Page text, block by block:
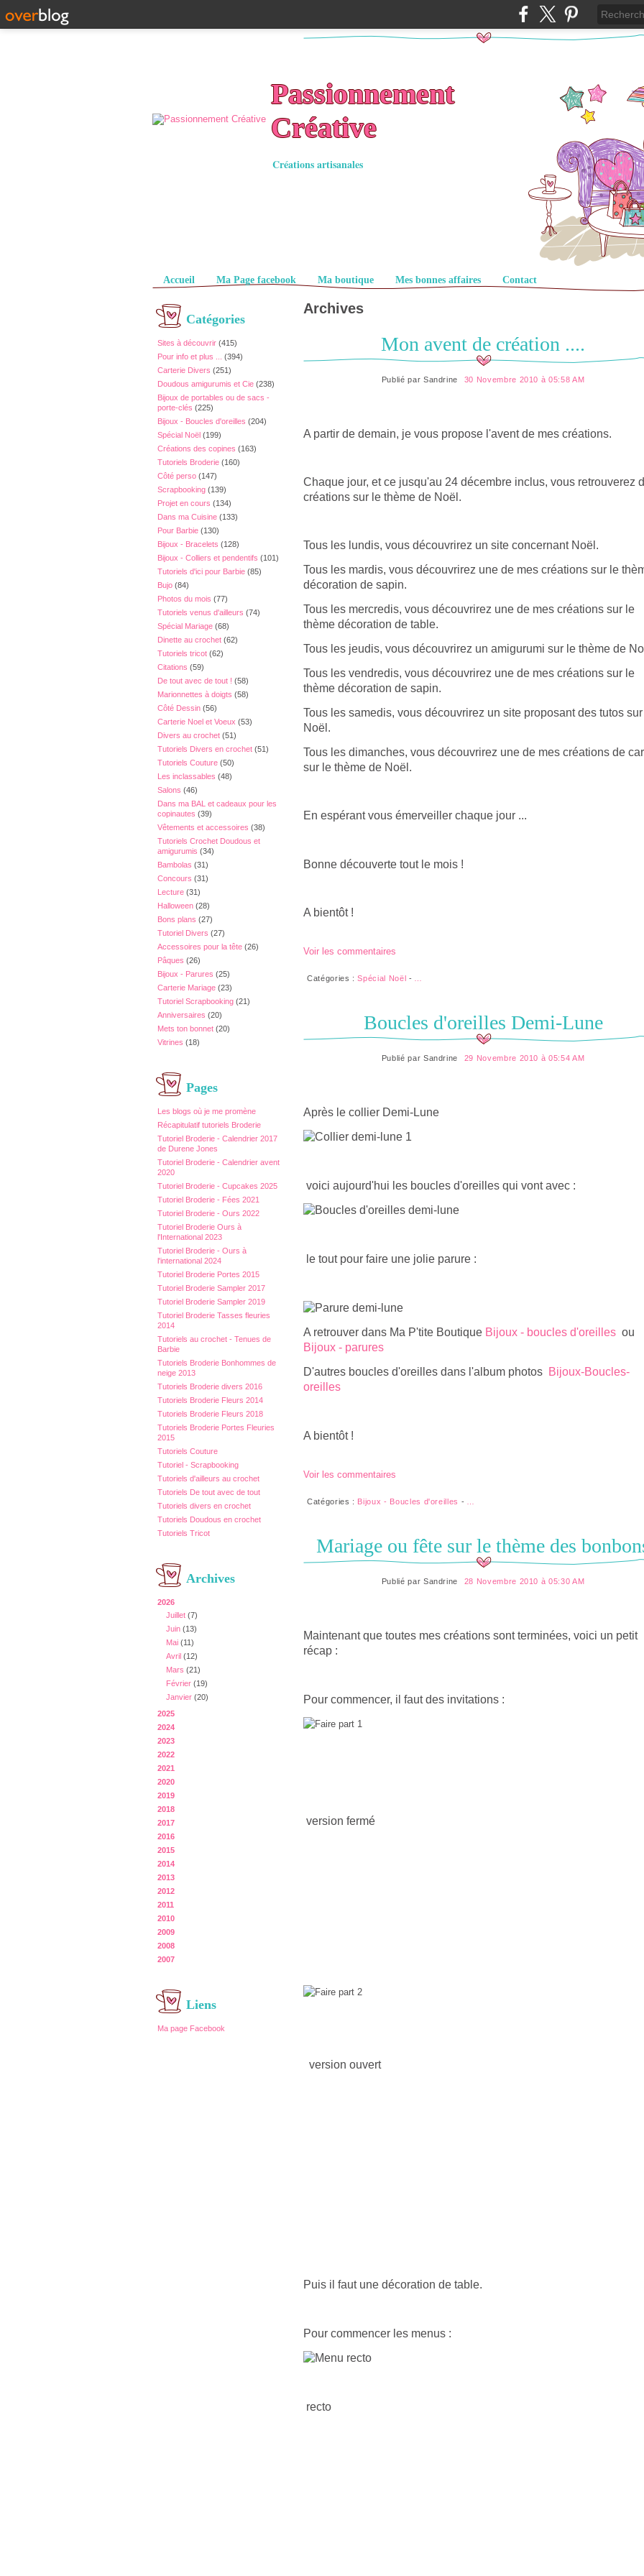
Passionnement
Créative
Créations artisanales
Pages
Accueil Ma Page facebook Ma boutique Mes bonnes affaires Contact
Catégories
Sites à découvrir (415)
Pour info et plus ...
(394)
Carterie Divers (251)
Doudous amigurumis et Cie (238)
Bijoux de portables ou de sacs -
porte-clés (225)
Bijoux - Boucles d'oreilles (204)
Spécial Noël (199)
Créations des copines (163)
Tutoriels Broderie (160)
Côté perso (147)
Scrapbooking (139)
Projet en cours (134)
Dans ma Cuisine (133)
Pour Barbie (130)
Bijoux - Bracelets (128)
Bijoux - Colliers et pendentifs (101)
Tutoriels d'ici pour Barbie (85)
Bujo (84)
Photos du mois (77)
Tutoriels venus d'ailleurs (74)
Spécial Mariage (68)
Dinette au crochet (62)
Tutoriels tricot (62)
Citations (59)
De tout avec de tout ! (58)
Marionnettes à doigts (58)
Côté Dessin (56)
Carterie Noel et Voeux (53)
Divers au crochet (51)
Tutoriels Divers en crochet (51)
Tutoriels Couture (50)
Les inclassables (48)
Salons (46)
Dans ma BAL et cadeaux pour les
copinautes (39)
Vêtements et accessoires (38)
Tutoriels Crochet Doudous et
amigurumis (34)
Bambolas (31)
Concours (31)
Lecture (31)
Halloween (28)
Bons plans (27)
Tutoriel Divers (27)
Accessoires pour la tête (26)
Pâques (26)
Bijoux - Parures (25)
Carterie Mariage (23)
Tutoriel Scrapbooking (21)
Anniversaires (20)
Mets ton bonnet (20)
Vitrines (18)
Pages
Les blogs où je me promène
Récapitulatif tutoriels Broderie
Tutoriel Broderie - Calendrier 2017
de Durene Jones
Tutoriel Broderie - Calendrier avent
2020
Tutoriel Broderie - Cupcakes 2025
Tutoriel Broderie - Fées 2021
Tutoriel Broderie - Ours 2022
Tutoriel Broderie Ours à
l'International 2023
Tutoriel Broderie - Ours à
l'international 2024
Tutoriel Broderie Portes 2015
Tutoriel Broderie Sampler 2017
Tutoriel Broderie Sampler 2019
Tutoriel Broderie Tasses fleuries
2014
Tutoriels au crochet - Tenues de
Barbie
Tutoriels Broderie Bonhommes de
neige 2013
Tutoriels Broderie divers 2016
Tutoriels Broderie Fleurs 2014
Tutoriels Broderie Fleurs 2018
Tutoriels Broderie Portes Fleuries
2015
Tutoriels Couture
Tutoriel - Scrapbooking
Tutoriels d'ailleurs au crochet
Tutoriels De tout avec de tout
Tutoriels divers en crochet
Tutoriels Doudous en crochet
Tutoriels Tricot
Archives
2026
Juillet (7)
Juin (13)
Mai (11)
Avril (12)
Mars (21)
Février (19)
Janvier (20)
2025
2024
2023
2022
2021
2020
2019
2018
2017
2016
2015
2014
2013
2012
2011
2010
2009
2008
2007
Liens
Ma page Facebook
Archives
Mon avent de création ....
Publié par Sandrine 30 Novembre 2010 à 05:58 AM
A partir de demain, je vous propose l'avent de mes créations.
Chaque jour, et ce jusqu'au 24 décembre inclus, vous retrouverez
créations sur le thème de Noël.
Tous les lundis, vous découvrirez un site concernant Noël.
Tous les mardis, vous découvrirez une de mes créations sur le
décoration de sapin.
Tous les mercredis, vous découvrirez une de mes créations sur le
thème décoration de table.
Tous les jeudis, vous découvrirez un amigurumi sur le thème de
Tous les vendredis, vous découvrirez une de mes créations sur le
thème décoration de sapin.
Tous les samedis, vous découvrirez un site proposant des tutos sur
Noël.
Tous les dimanches, vous découvrirez une de mes créations de
sur le thème de Noël.
En espérant vous émerveiller chaque jour ...
Bonne découverte tout le mois !
A bientôt !
Voir les commentaires
Catégories :Spécial Noël -
Boucles d'oreilles Demi-Lune
Publié par Sandrine 29 Novembre 2010 à 05:54 AM
Après le collier Demi-Lune
voici aujourd'hui les boucles d'oreilles qui vont avec :
le tout pour faire une jolie parure :
A retrouver dans Ma P'tite Boutique Bijoux - boucles d'oreilles ou
Bijoux - parures
D'autres boucles d'oreilles dans l'album photos Bijoux-Boucles-
oreilles
A bientôt !
Voir les commentaires
Catégories : Bijoux - Boucles d'oreilles -
Mariage ou fête sur le thème des
Publié par Sandrine 28 Novembre 2010 à 05:30 AM
Maintenant que toutes mes créations sont terminées, voici un petit
récap :
Pour commencer, il faut des invitations :
version fermé
version ouvert
Puis il faut une décoration de table.
Pour commencer les menus :
recto